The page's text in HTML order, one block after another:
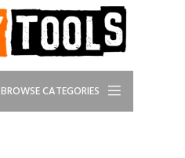
BROWSE CATEGORIES
-12%